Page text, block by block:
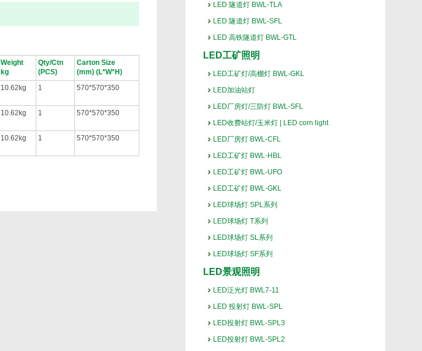
Weight
kg
Qty/Ctn
(PCS)
Carton Size
(mm) (L*W*H)
10.62kg 1 570*570*350
10.62kg 1 570*570*350
10.62kg 1 570*570*350
LED 隧道灯 BWL-TLA
LED 隧道灯 BWL-SFL
LED 高铁隧道灯 BWL-GTL
LED工矿照明
LED工矿灯/高棚灯 BWL-GKL
LED加油站灯
LED厂房灯/三防灯 BWL-SFL
LED收费站灯/玉米灯 | LED corn light
LED厂房灯 BWL-CFL
LED工矿灯 BWL-HBL
LED工矿灯 BWL-UFO
LED工矿灯 BWL-GKL
LED球场灯 SPL系列
LED球场灯 T系列
LED球场灯 SL系列
LED球场灯 SF系列
LED景观照明
LED泛光灯 BWL7-11
LED 投射灯 BWL-SPL
LED投射灯 BWL-SPL3
LED投射灯 BWL-SPL2